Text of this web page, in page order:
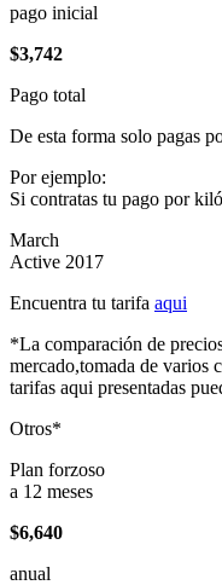
pago inicial
$3,742
Pago total
De esta forma solo pagas
Por ejemplo:
Si contratas tu pago por
March
Active 2017
Encuentra tu tarifa aqui
*La comparación de
mercado,tomada de varios
tarifas aqui presentadas
Otros*
Plan forzoso
a 12 meses
$6,640
anual